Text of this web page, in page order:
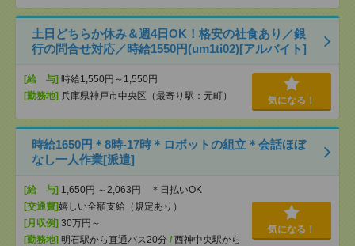
土日どちらか休み＆週4日OK！格安の社食あり／銀
行の問合せ対応／時給1550円(um1ti02)[アルバイト]
[給 与] 時給1,550円～1,550円
[勤務地] 兵庫県神戸市中央区（最寄り駅：元町） 気になる！
時給1650円＊8時-17時＊ロボットの組立＊会話ほぼ
なし一人作業[派遣]
[給 与] 1,650円 ～2,063円 ＊日払いOK
[交通費]嬉しい全額支給（規定あり）
[月収例] 30万円～
[勤務地] 明石駅から直通バス20分 / 西神中央駅から
気になる！